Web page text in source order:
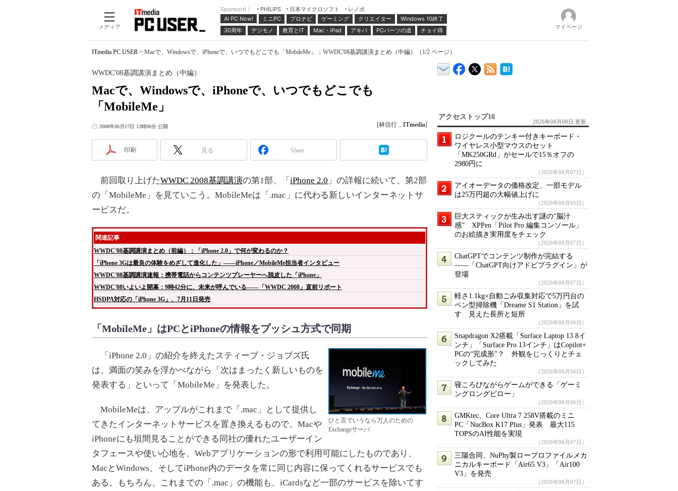
メディア
Sponsord｜ PHILIPS 日本マイクロソフト
レノボ
AI PC Now!
ミニPC プロナビ ゲーミング クリエイター
Windows 10終了
30周年
デジモノ 教育とIT Mac・iPad アキバ PCパーツの道 チョイ得 マイページ
ITmedia PC USER > Macで、Windowsで、iPhoneで、いつでもどこでも「MobileMe」：WWDC'08基調講演まとめ（中編）（1/2 ページ）
Macで、Windowsで、iPhoneで、いつでもどこでも
「MobileMe」
WWDC'08基調講演まとめ（中編）
2008年06月17日 12時00分 公開 [林信行， ITmedia]
印刷 見る Share
前回取り上げたWWDC 2008基調講演の第1部、「 iPhone 2.0 」の詳報に続いて、第2部
の「MobileMe」を見ていこう。MobileMeは「.mac」に代わる新しいインターネットサ
ービスだ。
関連記事
WWDC'08基調講演まとめ（前編）：「iPhone 2.0」で何が変わるのか？
「iPhone 3Gは最良の体験をめざして進化した」――iPhone／MobileMe担当者インタビュー
WWDC'08基調講演速報：携帯電話からコンテンツプレーヤーへ脱皮した「iPhone」
WWDC'08いよいよ開幕：9時42分に、未来が呼んでいる――「WWDC 2008」直前リポート
HSDPA対応の「iPhone 3G」、7月11日発売
「MobileMe」はPCとiPhoneの情報をプッシュ方式で同期
ひと言でいうなら万人のための
Exchangeサーバ
「iPhone 2.0」の紹介を終えたスティーブ・ジョブズ氏
は、満面の笑みを浮かべながら「次はまったく新しいものを
発表する」といって「MobileMe」を発表した。
MobileMeは、アップルがこれまで「.mac」として提供し
てきたインターネットサービスを置き換えるもので、Macや
iPhoneにも垣間見ることができる同社の優れたユーザーイン
タフェースや使い心地を、Webアプリケーションの形で利用可能にしたものであり、
MacとWindows、そしてiPhone内のデータを常に同じ内容に保ってくれるサービスでも
ある。もちろん、これまでの「.mac」の機能も、iCardsなど一部のサービスを除いてす
アクセストップ10
2026年08月08日 更新
ロジクールのテンキー付きキーボード・
ワイヤレス小型マウスのセット
「MK250GRd」がセールで15％オフの
2980円に
（2026年08月07日）
アイオーデータの価格改定、一部モデル
は25万円超の大幅値上げに
（2026年08月05日）
巨大スティックが生み出す謎の“脳汁
感” XPPen「Pilot Pro 編集コンソール」
のお絵描き実用度をチェック
（2026年08月07日）
ChatGPTでコンテンツ制作が完結する
――「ChatGPT向けアドビプラグイン」が
登場
（2026年08月07日）
軽さ1.1kg×自動ごみ収集対応で5万円台の
ペン型掃除機「Dreame S1 Station」を試
す 見えた長所と短所
（2026年08月06日）
Snapdragon X2搭載「Surface Laptop 13.8イ
ンチ」「Surface Pro 13インチ」はCopilot+
PCの“完成形”？ 外観をじっくりとチェ
ックしてみた
（2026年08月06日）
寝ころびながらゲームができる「ゲーミ
ングロングピロー」
（2026年08月06日）
GMKtec、Core Ultra 7 258V搭載のミニ
PC「NucBox K17 Plus」発表 最大115
TOPSのAI性能を実現
（2026年08月07日）
三陽合同、NuPhy製ロープロファイルメカ
ニカルキーボード「Air65 V3」「Air100
V3」を発売
（2026年08月07日）